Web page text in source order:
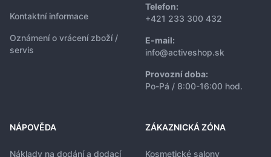
Kontaktní informace
Oznámení o vrácení zboží /
servis
Telefon:
+421 233 300 432
E-mail:
info@activeshop.sk
Provozní doba:
Po-Pá / 8:00-16:00 hod.
NÁPOVĚDA
Náklady na dodání a dodací
ZÁKAZNICKÁ ZÓNA
Kosmetické salony